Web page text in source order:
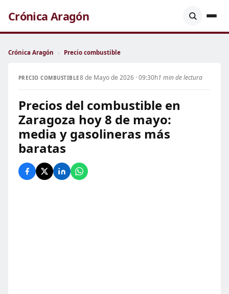
Crónica Aragón
Crónica Aragón › Precio combustible
PRECIO COMBUSTIBLE8 de Mayo de 2026 · 09:30h1 min de lectura
Precios del combustible en
Zaragoza hoy 8 de mayo:
media y gasolineras más
baratas